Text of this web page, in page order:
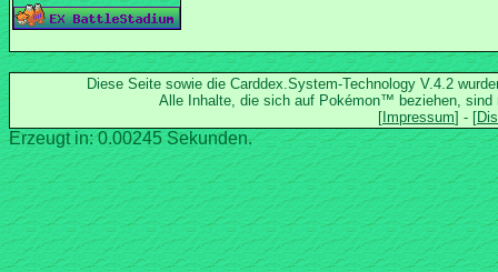
Diese Seite sowie die Carddex.System-Technology V.4.2
Alle Inhalte, die sich auf Pokémon™ beziehen, sind
Erzeugt in: 0.00245 Sekunden.